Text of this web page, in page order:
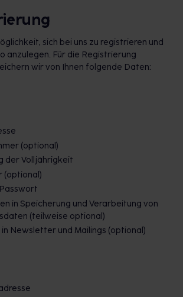
sich bei uns zu registrieren und
anzulegen. Für die Registrierung
wir von Ihnen folgende Daten:
(optional)
der Volljährigkeit
(optional)
in Speicherung und Verarbeitung von
(teilweise optional)
in Newsletter und Mailings (optional)